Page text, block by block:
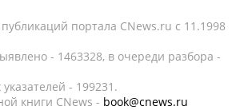
портала CNews.ru c 11.1998
- 1463328, в очереди разбора -
- 199231.
книги CNews - book@cnews.ru